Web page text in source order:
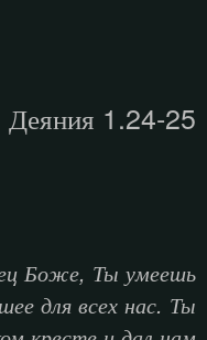
Деяния 1.24-25
Боже, Ты умеешь
для всех нас. Ты